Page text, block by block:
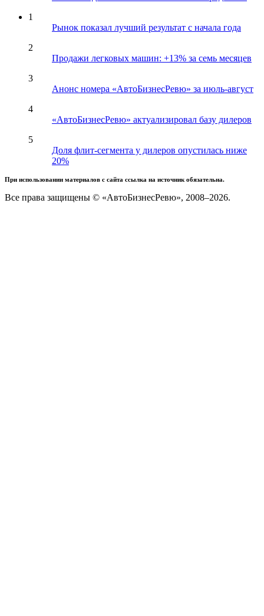
1
Рынок показал лучший результат с начала года
2
Продажи легковых машин: +13% за семь месяцев
3
Анонс номера «АвтоБизнесРевю» за июль-август
4
«АвтоБизнесРевю» актуализировал базу дилеров
5
Доля флит-сегмента у дилеров опустилась ниже
20%
При использовании материалов с сайта ссылка на источник обязательна.
Все права защищены © «АвтоБизнесРевю», 2008–2026.